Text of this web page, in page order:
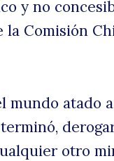
y no
Comisión
atado
otro